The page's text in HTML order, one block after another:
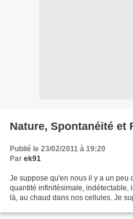
Nature, Spontanéité et
Publié le 23/02/2011 à 19:20
Par ek91
Je suppose qu'en nous il y a un peu
quantité infinitésimale, indétectable,
là, au chaud dans nos cellules. Je